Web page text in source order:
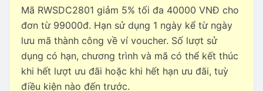
Mã RWSDC2801 giảm 5% tối đa 40000 VNĐ cho
đơn từ 99000đ. Hạn sử dụng 1 ngày kể từ ngày
lưu mã thành công về ví voucher. Số lượt sử
dụng có hạn, chương trình và mã có thể kết thúc
khi hết lượt ưu đãi hoặc khi hết hạn ưu đãi, tuỳ
điều kiện nào đến trước.